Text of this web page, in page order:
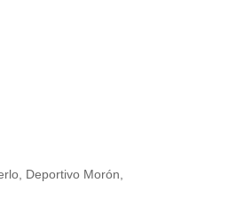
Deportivo Morón